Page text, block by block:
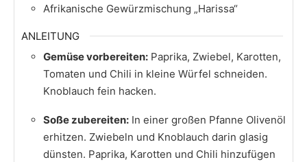
Afrikanische Gewürzmischung „Harissa“
ANLEITUNG
Gemüse vorbereiten: Paprika, Zwiebel, Karotten,
Tomaten und Chili in kleine Würfel schneiden.
Knoblauch fein hacken.
Soße zubereiten: In einer großen Pfanne Olivenöl
erhitzen. Zwiebeln und Knoblauch darin glasig
dünsten. Paprika, Karotten und Chili hinzufügen